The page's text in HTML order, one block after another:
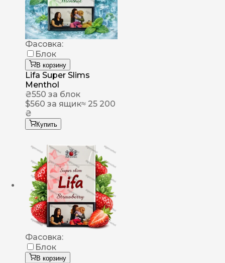
Фасовка:
Блок
В корзину
Lifa Super Slims
Menthol
₴550 за блок
$560 за ящик≈ 25 200
₴
Купить
Фасовка:
Блок
В корзину